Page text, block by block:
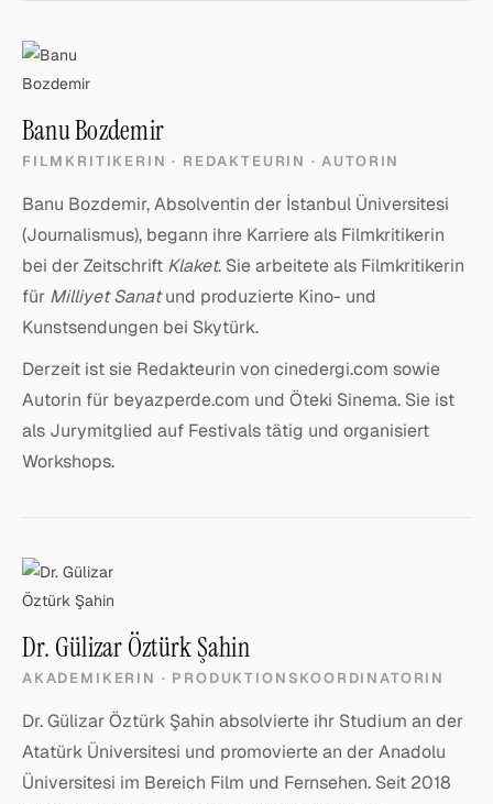
Banu Bozdemir
FILMKRITIKERIN · REDAKTEURIN · AUTORIN
Banu Bozdemir, Absolventin der İstanbul Üniversitesi
(Journalismus), begann ihre Karriere als Filmkritikerin
bei der Zeitschrift Klaket. Sie arbeitete als Filmkritikerin
für Milliyet Sanatund produzierte Kino- und
Kunstsendungen bei Skytürk.
Derzeit ist sie Redakteurin von cinedergi.com sowie
Autorin für beyazperde.com und Öteki Sinema. Sie ist
als Jurymitglied auf Festivals tätig und organisiert
Workshops.
Dr. Gülizar Öztürk Şahin
AKADEMIKERIN · PRODUKTIONSKOORDINATORIN
Dr. Gülizar Öztürk Şahin absolvierte ihr Studium an der
Atatürk Üniversitesi und promovierte an der Anadolu
Üniversitesi im Bereich Film und Fernsehen. Seit 2018